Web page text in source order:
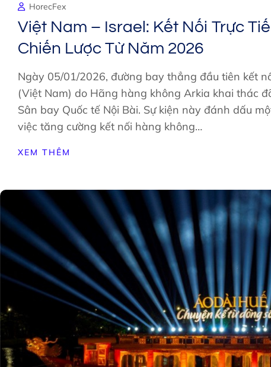
HorecFex
Việt Nam – Israel: Kết Nối Trực
Chiến Lược Từ Năm 2026
Ngày 05/01/2026, đường bay thẳng đầu tiên kết
(Việt Nam) do Hãng hàng không Arkia khai thác
Sân bay Quốc tế Nội Bài. Sự kiện này đánh dấu
việc tăng cường kết nối hàng không…
XEM THÊM